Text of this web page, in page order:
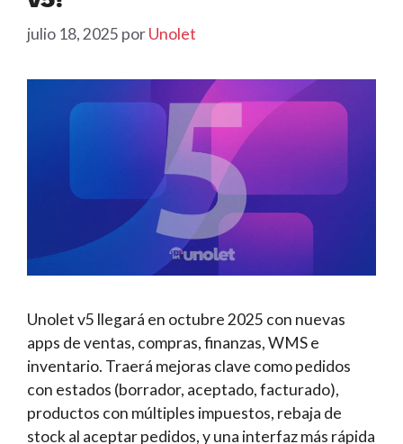
julio 18, 2025 porUnolet
Unolet v5 llegará en octubre 2025 con nuevas
apps de ventas, compras, finanzas, WMS e
inventario. Traerá mejoras clave como pedidos
con estados (borrador, aceptado, facturado),
productos con múltiples impuestos, rebaja de
stock al aceptar pedidos, y una interfaz más rápida